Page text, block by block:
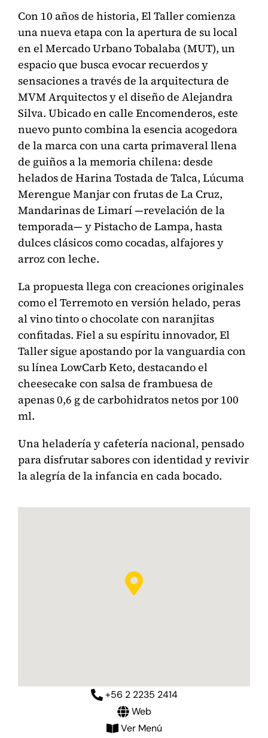
+56 2 2235 2414
Web
Ver Menú
Con 10 años de historia, El Taller comienza
una nueva etapa con la apertura de su local
en el Mercado Urbano Tobalaba (MUT), un
espacio que busca evocar recuerdos y
sensaciones a través de la arquitectura de
MVM Arquitectos y el diseño de Alejandra
Silva. Ubicado en calle Encomenderos, este
nuevo punto combina la esencia acogedora
de la marca con una carta primaveral llena
de guiños a la memoria chilena: desde
helados de Harina Tostada de Talca, Lúcuma
Merengue Manjar con frutas de La Cruz,
Mandarinas de Limarí —revelación de la
temporada— y Pistacho de Lampa, hasta
dulces clásicos como cocadas, alfajores y
arroz con leche.
La propuesta llega con creaciones originales
como el Terremoto en versión helado, peras
al vino tinto o chocolate con naranjitas
confitadas. Fiel a su espíritu innovador, El
Taller sigue apostando por la vanguardia con
su línea LowCarb Keto, destacando el
cheesecake con salsa de frambuesa de
apenas 0,6 g de carbohidratos netos por 100
ml.
Una heladería y cafetería nacional, pensado
para disfrutar sabores con identidad y revivir
la alegría de la infancia en cada bocado.